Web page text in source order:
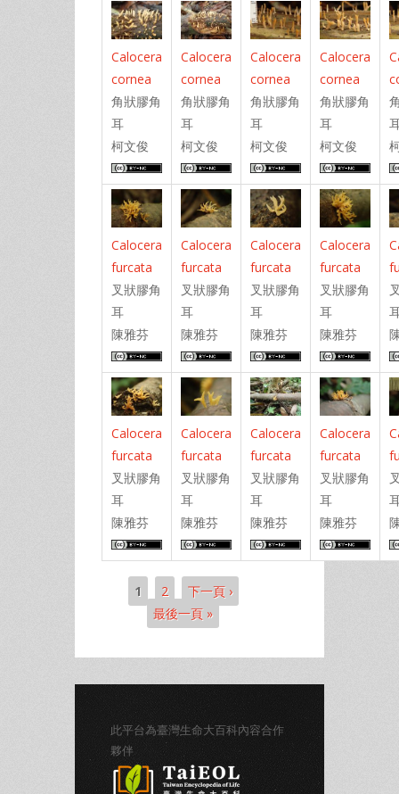
Calocera
cornea
角狀膠角
耳
柯文俊
Calocera
cornea
角狀膠角
耳
柯文俊
Calocera
cornea
角狀膠角
耳
柯文俊
Calocera
cornea
角狀膠角
耳
柯文俊
Calocera
furcata
叉狀膠角
耳
陳雅芬
Calocera
furcata
叉狀膠角
耳
陳雅芬
Calocera
furcata
叉狀膠角
耳
陳雅芬
Calocera
furcata
叉狀膠角
耳
陳雅芬
Calocera
furcata
叉狀膠角
耳
陳雅芬
Calocera
furcata
叉狀膠角
耳
陳雅芬
Calocera
furcata
叉狀膠角
耳
陳雅芬
Calocera
furcata
叉狀膠角
耳
陳雅芬
1 2
下一頁 ›
最後一頁 »
此平台為臺灣生命大百科內容合作
夥伴